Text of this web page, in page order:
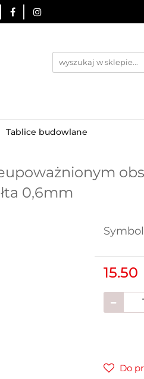
URZĄDZENIA BRD
Tablice budowlane
0,6mm
15.50
Do